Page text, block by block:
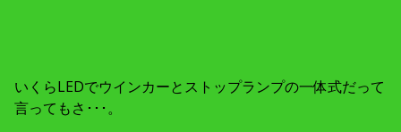
いくらLEDでウインカーとストップランプの一体式だって
言ってもさ･･･。